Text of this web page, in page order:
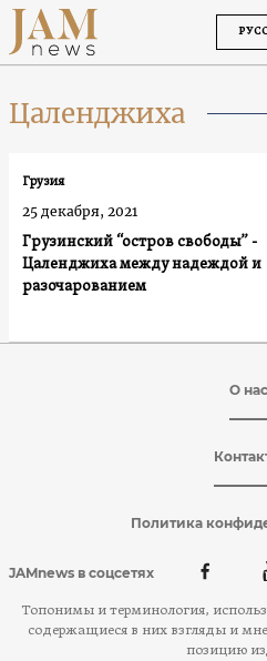
Цаленджиха
Грузинский “остров свободы” -
Цаленджиха между надеждой и
разочарованием
Грузия
25 декабря, 2021
О нас
Политика
JAMnews в соцсетях
Топонимы и терминология,
содержащиеся в них взгляды и
позицию